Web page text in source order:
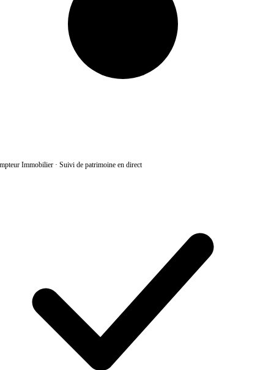
Immobilier· Suivi de patrimoine en direct